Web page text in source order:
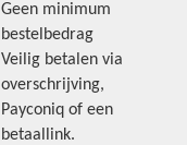
Geen minimum
bestelbedrag
Veilig betalen via
overschrijving,
Payconiq of een
betaallink.